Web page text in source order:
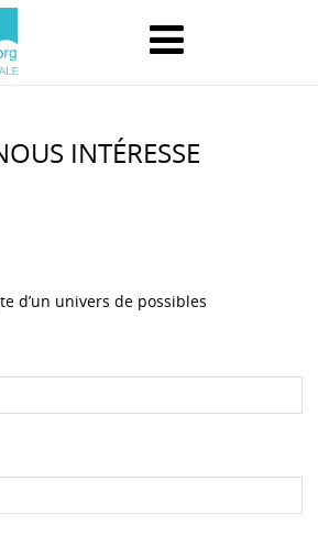
INTÉRESSE
d’un univers de possibles